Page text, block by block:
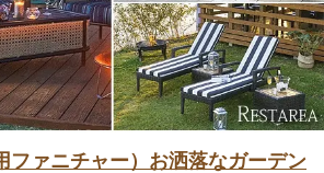
ファニチャー）お洒落なガーデン